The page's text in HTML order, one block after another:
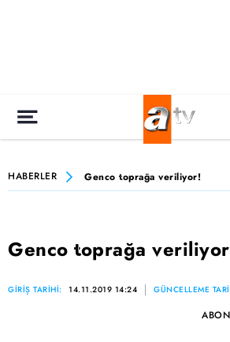
HABERLER Genco toprağa veriliyor!
Genco toprağa
GİRİŞ TARİHİ: 14.11.2019 14:24 GÜNCELLEME